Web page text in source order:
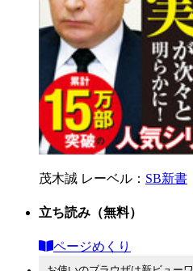
茂木誠 レーベル： SB新書
立ち読み （無料）
ページめくり